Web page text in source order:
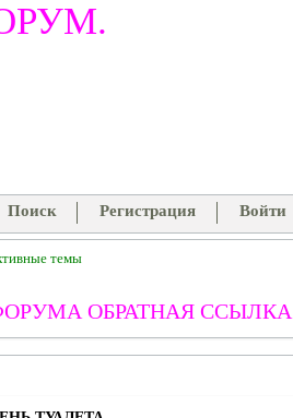
Поиск Регистрация Войти
темы
ОБРАТНАЯ ССЫЛКА